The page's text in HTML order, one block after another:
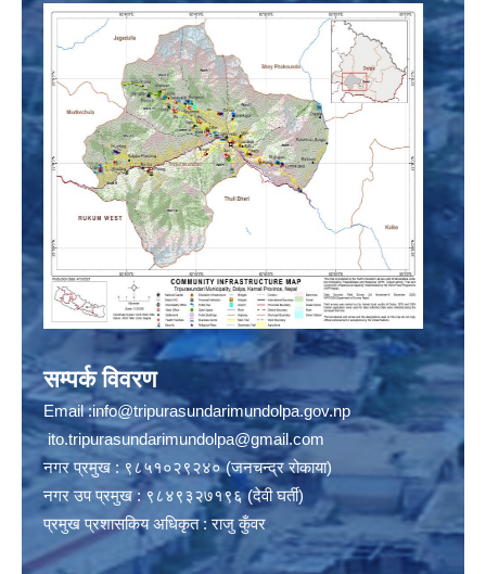
सम्पर्क विवरण
Email :info@tripurasundarimundolpa.gov.np
ito.tripurasundarimundolpa@gmail.com
नगर प्रमुख : ९८५१०२९२४० (जनचन्द्र रोकाया)
नगर उप प्रमुख : ९८४९३२७१९६ (देवी घर्ती)
प्रमुख प्रशासकिय अधिकृत : राजु कुँवर